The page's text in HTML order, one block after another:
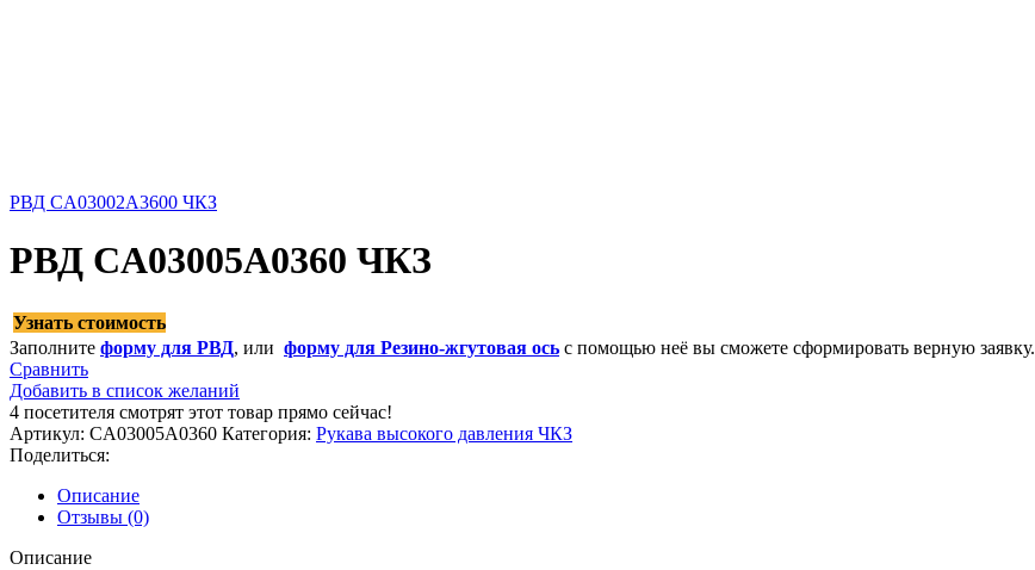
РВД CA03002A3600 ЧКЗ
РВД CA03005A0360 ЧКЗ
Узнать стоимость
Заполните форму для РВД, или форму для Резино-жгутовая ось с помощью неё вы сможете сформировать верную заявку.
Сравнить
Добавить в список желаний
4 посетителя смотрят этот товар прямо сейчас!
Артикул: CA03005A0360 Категория: Рукава высокого давления ЧКЗ
Поделиться:
Описание
Отзывы (0)
Описание